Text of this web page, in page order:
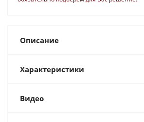
Описание
Характеристики
Видео